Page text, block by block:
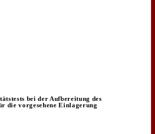
bei der Aufbereitung des
die vorgesehene Einlagerung